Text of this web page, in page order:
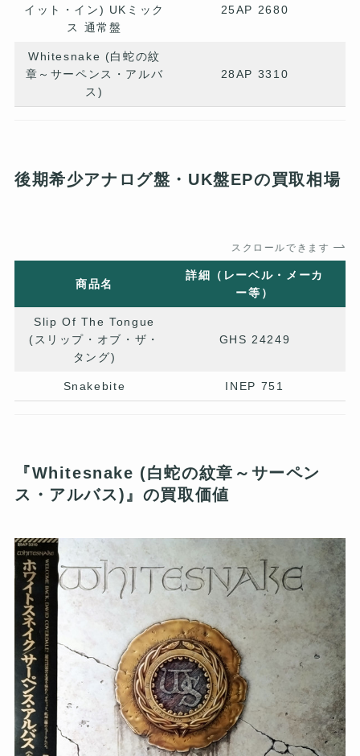
イット・イン) UKミック
ス 通常盤
25AP 2680
Whitesnake (白蛇の紋
章～サーペンス・アルバ
ス)
28AP 3310
後期希少アナログ盤・UK盤EPの買取相場
スクロールできます
商品名
詳細（レーベル・メーカ
ー等）
Slip Of The Tongue
(スリップ・オブ・ザ・
タング)
GHS 24249
Snakebite INEP 751
『Whitesnake (白蛇の紋章～サーペン
ス・アルバス)』の買取価値